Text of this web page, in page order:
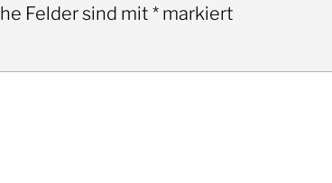
Felder sind mit * markiert